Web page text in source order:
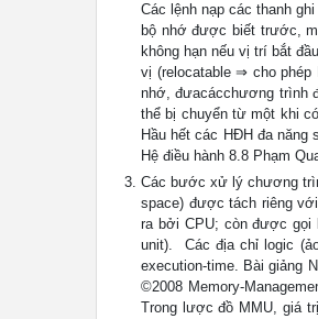
Các lệnh nạp các thanh
bộ nhớ được biết trước,
không hạn nếu vị trí bắt
vị (relocatable ⇒ cho
nhớ, đưacácchương trình
thể bị chuyển từ một khi
Hầu hết các HĐH đa năng
Hệ điều hành 8.8 Phạm
Các bước xử lý chương
space) được tách riêng
ra bởi CPU; còn được gọi
unit).  Các địa chỉ logic
execution-time. Bài giảng
©2008 Memory-
Trong lược đồ MMU, giá